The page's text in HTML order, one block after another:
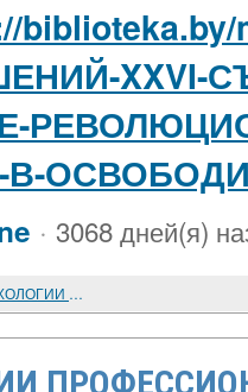
XXVI-
· 3068 дней(я)
К ПРОБЛЕМЕ СОЦИАЛЬНОЙ ПСИХОЛОГИИ ФРАНЦУЗСКОГО КРЕСТЬЯНСТВА XVI-XVIII вв.